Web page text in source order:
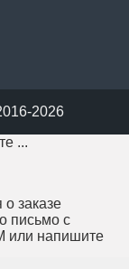
2026
...
заказе
письмо с
или напишите